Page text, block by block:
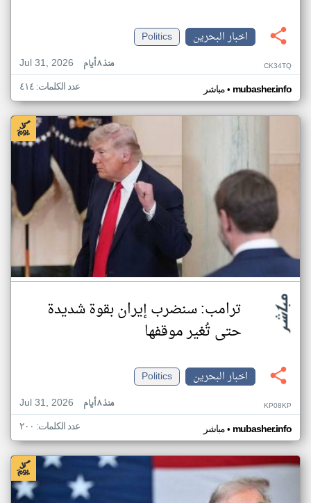
اخبار البحرين
Politics
Jul 31, 2026
منذ ٨ أيام CK34TQ
مباشر• mubasher.info عدد الكلمات: ٤١٤
ترامب: سنضرب إيران بقوة شديدة
حتى تُغير موقفها
اخبار البحرين
Politics
Jul 31, 2026
منذ ٨ أيام KP08KP
مباشر• mubasher.info عدد الكلمات: ٢٠٠